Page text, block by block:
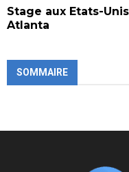
Stage aux Etats-
Atlanta
SOMMAIRE